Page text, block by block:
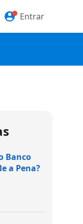
Entrar
Banco
a Pena?